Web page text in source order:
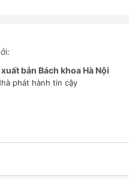
xuất bản Bách khoa Hà Nội
phát hành tin cậy